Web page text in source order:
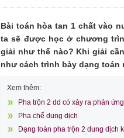
Bài toán hòa tan 1 chất vào
ta sẽ được học ở chương
giải như thế nào? Khi giải
như cách trình bày dạng toán
Xem thêm:
Pha trộn 2 dd có xảy ra phản ứng
Pha chế dung dịch
Dạng toán pha trộn 2 dung dịch